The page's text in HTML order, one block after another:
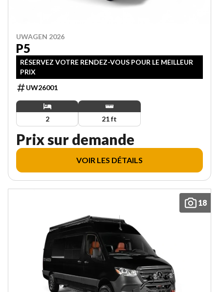
UWAGEN 2026
P5
RÉSERVEZ VOTRE RENDEZ-VOUS POUR LE MEILLEUR
PRIX
UW26001
2 21 ft
Prix sur demande
VOIR LES DÉTAILS
18